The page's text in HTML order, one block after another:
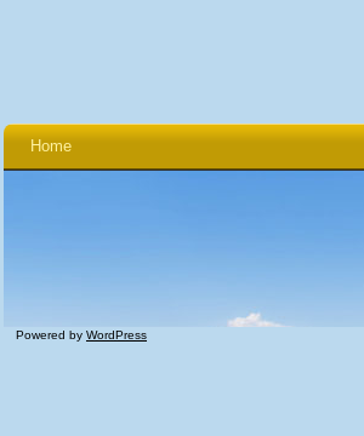
Home
Powered by WordPress